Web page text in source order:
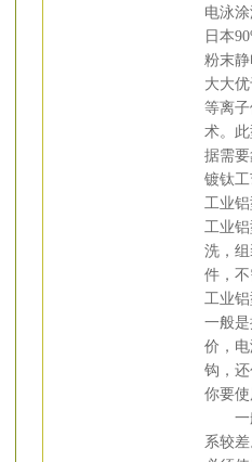
电泳
日本
粉末
大大优
等离
术。
据需
镀钛工
工业
工业
洗，
件，
工业
一般
价，
钩，
你要使
一般
系较